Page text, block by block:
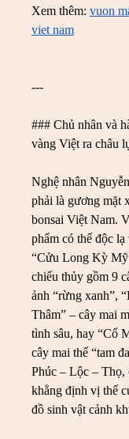
Xem thêm: vuon
viet nam
---
### Chủ nhân và
vàng Việt ra châu
Nghệ nhân
phải là gương mặt
bonsai Việt Nam.
phẩm có thế độc
“Cửu Long Kỳ
chiếu thủy gồm 9
ảnh “rừng xanh”,
Thâm” – cây mai
tình sâu, hay “Cổ
cây mai thế “tam
Phúc – Lộc – Thọ,
khẳng định vị thế
đồ sinh vật cảnh